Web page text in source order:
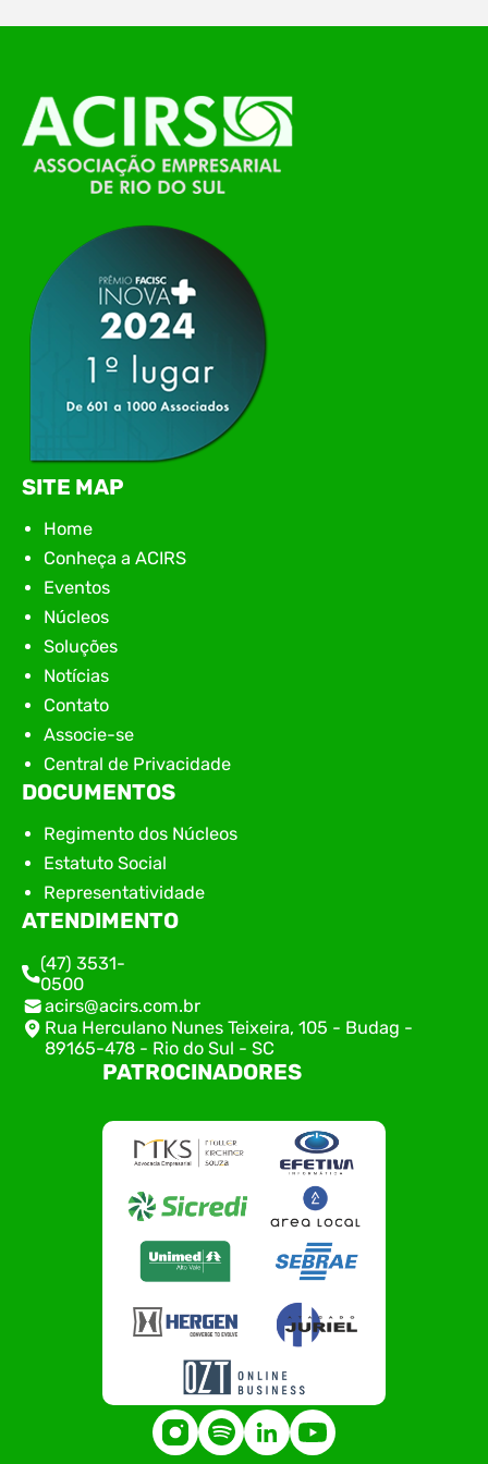
O Polo ACATE-ACIRS, por meio do NIAVI – Núcleo
de Tecnologia da Informação do Alto Vale do
Itajaí, realizou, no dia 21 de julho, o evento
Conexão Tech NIAVI, reunindo empresas de
tecnologia da região para uma noite de
apresentação de novas iniciativas para o setor. O
encontro aconteceu em Rio…
SITE MAP
Home
Conheça a ACIRS
Eventos
Núcleos
Soluções
Notícias
Contato
Associe-se
Central de Privacidade
DOCUMENTOS
Regimento dos Núcleos
Estatuto Social
Representatividade
ATENDIMENTO
(47) 3531-
0500
acirs@acirs.com.br
Rua Herculano Nunes Teixeira, 105 - Budag -
89165-478 - Rio do Sul - SC
PATROCINADORES